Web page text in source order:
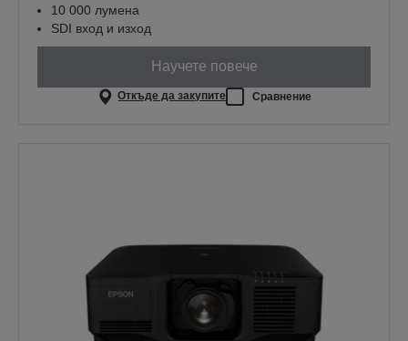
10 000 лумена
SDI вход и изход
Научете повече
Откъде да закупите Сравнение